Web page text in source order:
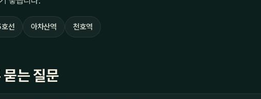
선 아차산역 천호역
묻는 질문